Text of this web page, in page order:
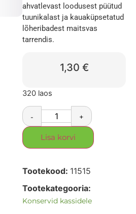
ahvatlevast loodusest püütud
tuunikalast ja kauaküpsetatud
lõheribadest maitsvas
tarrendis.
1,30 €
320 laos
- +
Lisa korvi
Tootekood: 11515
Tootekategooria:
Konservid kassidele